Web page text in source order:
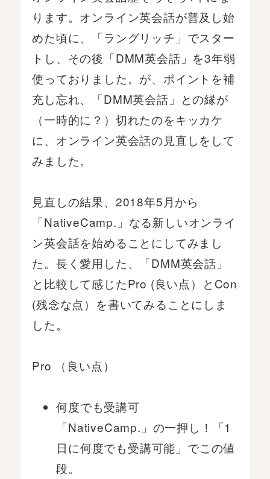
ります。オンライン英会話が普及し始
めた頃に、「ラングリッチ」でスター
トし、その後「DMM英会話」を3年弱
使っておりました。が、ポイントを補
充し忘れ、「DMM英会話」との縁が
（一時的に？）切れたのをキッカケ
に、オンライン英会話の見直しをして
みました。
見直しの結果、2018年5月から
「NativeCamp.」なる新しいオンライ
ン英会話を始めることにしてみまし
た。長く愛用した、「DMM英会話」
と比較して感じたPro (良い点）とCon
(残念な点）を書いてみることにしま
した。
Pro （良い点）
何度でも受講可
「NativeCamp.」の一押し！「1
日に何度でも受講可能」でこの値
段。